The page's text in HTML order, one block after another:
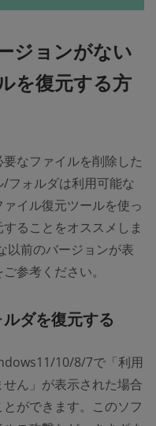
ジョンがない
を復元する方
なファイルを削除した
フォルダは利用可能な
イル復元ツールを使っ
ることをオススメしま
前のバージョンが表
参考ください。
ダを復元する
10/8/7で「利用
ん」が表示された場合
ができます。このソフ